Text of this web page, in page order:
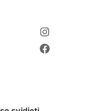
Instagram
Facebook